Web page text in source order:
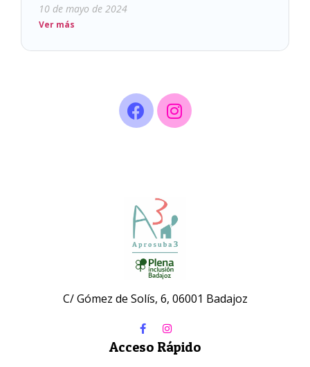
10 de mayo de 2024
Ver más
C/ Gómez de Solís, 6, 06001 Badajoz
Acceso Rápido